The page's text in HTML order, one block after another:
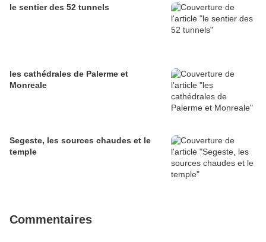
le sentier des 52 tunnels
les cathédrales de Palerme et
Monreale
Segeste, les sources chaudes et le
temple
Commentaires